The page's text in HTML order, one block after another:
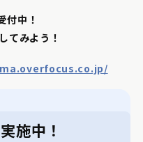
付中！
てみよう！
実施中！